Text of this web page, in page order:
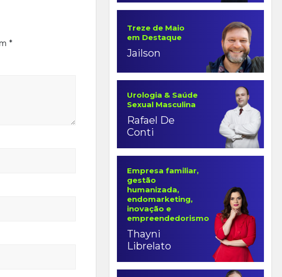
*
Treze de Maio
em Destaque
Jailson
Urologia & Saúde
Sexual Masculina
Rafael De
Conti
Empresa familiar,
gestão
humanizada,
endomarketing,
inovação e
empreendedorismo
Thayni
Librelato